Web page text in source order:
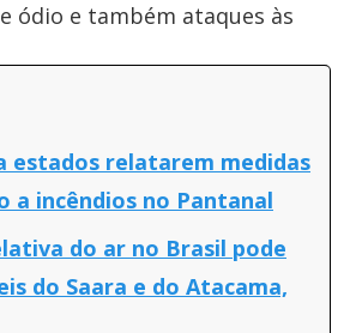
ódio e também ataques às
estados relatarem medidas
a incêndios no Pantanal
do ar no Brasil pode
do Saara e do Atacama,